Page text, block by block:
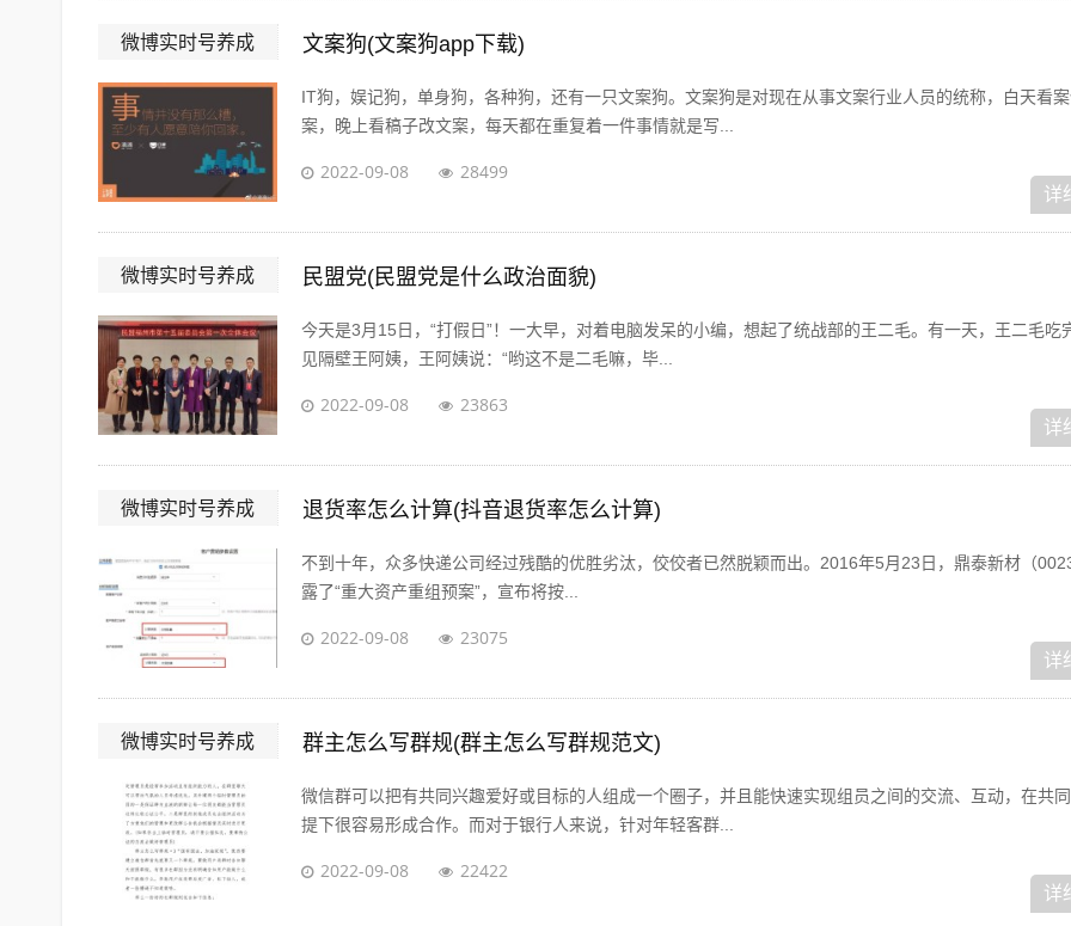
微博实时号养成 文案狗(文案狗app下载)
IT狗，娱记狗，单身狗，各种狗，还有一只文案狗。文案狗是对现在从事文案行业人员的统称，白天看
案，晚上看稿子改文案，每天都在重复着一件事情就是写...
2022-09-08 28499
详
微博实时号养成 民盟党(民盟党是什么政治面貌)
今天是3月15日，“打假日”！一大早，对着电脑发呆的小编，想起了统战部的王二毛。有一天，王二毛吃
见隔壁王阿姨，王阿姨说：“哟这不是二毛嘛，毕...
2022-09-08 23863
详
微博实时号养成 退货率怎么计算(抖音退货率怎么计算)
不到十年，众多快递公司经过残酷的优胜劣汰，佼佼者已然脱颖而出。2016年5月23日，鼎泰新材（
露了“重大资产重组预案”，宣布将按...
2022-09-08 23075
详
微博实时号养成 群主怎么写群规(群主怎么写群规范文)
微信群可以把有共同兴趣爱好或目标的人组成一个圈子，并且能快速实现组员之间的交流、互动，在共
提下很容易形成合作。而对于银行人来说，针对年轻客群...
2022-09-08 22422
详